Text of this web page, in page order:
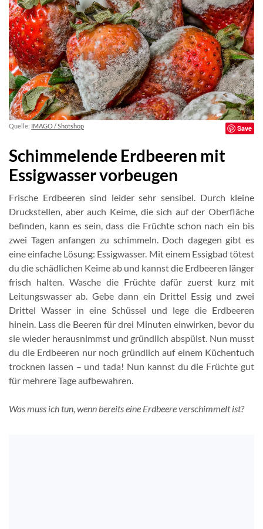
Quelle: IMAGO / Shotshop Save
Schimmelende Erdbeeren mit
Essigwasser vorbeugen
Frische Erdbeeren sind leider sehr sensibel. Durch kleine
Druckstellen, aber auch Keime, die sich auf der Oberfläche
befinden, kann es sein, dass die Früchte schon nach ein bis
zwei Tagen anfangen zu schimmeln. Doch dagegen gibt es
eine einfache Lösung: Essigwasser. Mit einem Essigbad tötest
du die schädlichen Keime ab und kannst die Erdbeeren länger
frisch halten. Wasche die Früchte dafür zuerst kurz mit
Leitungswasser ab. Gebe dann ein Drittel Essig und zwei
Drittel Wasser in eine Schüssel und lege die Erdbeeren
hinein. Lass die Beeren für drei Minuten einwirken, bevor du
sie wieder herausnimmst und gründlich abspülst. Nun musst
du die Erdbeeren nur noch gründlich auf einem Küchentuch
trocknen lassen – und tada! Nun kannst du die Früchte gut
für mehrere Tage aufbewahren.
Was muss ich tun, wenn bereits eine Erdbeere verschimmelt ist?